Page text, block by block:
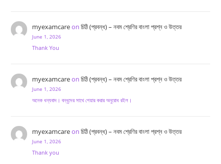
myexamcareon চিঠি (প্রবন্ধ) – নবম শ্রেণির বাংলা প্রশ্ন ও উত্তর
June 1, 2026
Thank You
myexamcareon চিঠি (প্রবন্ধ) – নবম শ্রেণির বাংলা প্রশ্ন ও উত্তর
June 1, 2026
অনেক ধন্যবাদ। বন্ধুদের সাথে শেয়ার করার অনুরোধ রইল।
myexamcareon চিঠি (প্রবন্ধ) – নবম শ্রেণির বাংলা প্রশ্ন ও উত্তর
June 1, 2026
Thank you